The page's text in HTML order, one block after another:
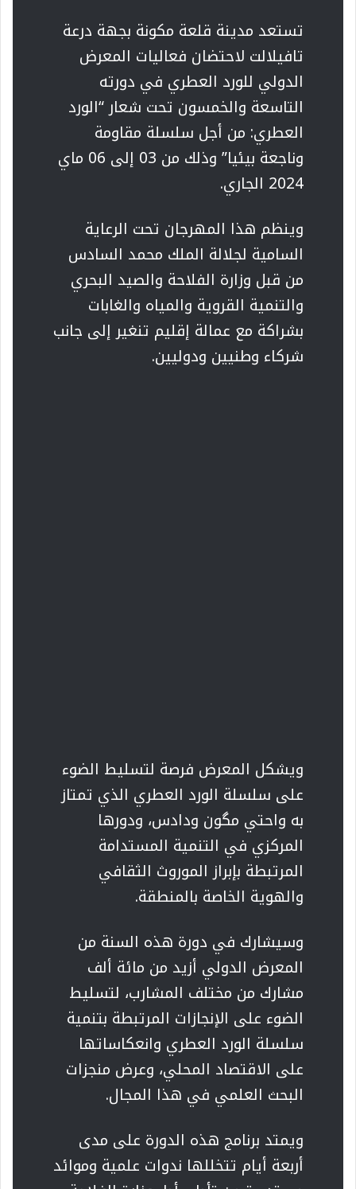
تستعد مدينة قلعة مكونة بجهة درعة
تافيلالت لاحتضان فعاليات المعرض
الدولي للورد العطري في دورته
التاسعة والخمسون تحت شعار “الورد
العطري: من أجل سلسلة مقاومة
وناجعة بيئيا” وذلك من 03 إلى 06 ماي
2024 الجاري.
وينظم هذا المهرجان تحت الرعاية
السامية لجلالة الملك محمد السادس
من قبل وزارة الفلاحة والصيد البحري
والتنمية القروية والمياه والغابات
بشراكة مع عمالة إقليم تنغير إلى جانب
شركاء وطنيين ودوليين.
ويشكل المعرض فرصة لتسليط الضوء
على سلسلة الورد العطري الذي تمتاز
به واحتي مگون ودادس، ودورها
المركزي في التنمية المستدامة
المرتبطة بإبراز الموروث الثقافي
والهوية الخاصة بالمنطقة.
وسيشارك في دورة هذه السنة من
المعرض الدولي أزيد من مائة ألف
مشارك من مختلف المشارب، لتسليط
الضوء على الإنجازات المرتبطة بتنمية
سلسلة الورد العطري وانعكاساتها
على الاقتصاد المحلي، وعرض منجزات
البحث العلمي في هذا المجال.
ويمتد برنامج هذه الدورة على مدى
أربعة أيام تتخللها ندوات علمية وموائد